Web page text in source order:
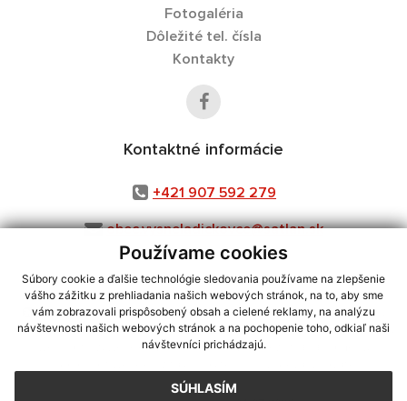
Používame cookies
Súbory cookie a ďalšie technológie sledovania používame na zlepšenie
vášho zážitku z prehliadania našich webových stránok, na to, aby sme
vám zobrazovali prispôsobený obsah a cielené reklamy, na analýzu
návštevnosti našich webových stránok a na pochopenie toho, odkiaľ naši
návštevníci prichádzajú.
SÚHLASÍM
Fotogaléria
Dôležité tel. čísla
Kontakty
Kontaktné informácie
+421 907 592 279
obec.vysneladickovce@satlan.sk
využite možnosť získavania aktuálnych informácií s využitím RSS
CMS systém (redakčný) systém ECHELON 2,Mapa stránok,web portál
webex.digital, s.r.o.,domény,registrácia domény